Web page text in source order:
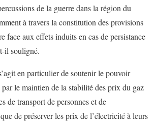
de la guerre dans la région du
à travers la constitution des provisions
face aux effets induits en cas de persistance
il souligné.
en particulier de soutenir le pouvoir
par le maintien de la stabilité des prix du gaz
de transport de personnes et de
de préserver les prix de l’électricité à leurs